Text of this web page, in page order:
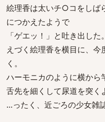
絵理香は太いチ○コをしば
につかえたようで
「ゲエッ！」と吐き出した。
えづく絵理香を横目に、
く。
ハーモニカのように横から
舌先を細くして尿道を突く
…ったく、近ごろの少女雑